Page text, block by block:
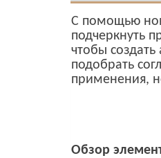
С помощью
подчеркнуть
чтобы
подобрать
применения,
Обзор